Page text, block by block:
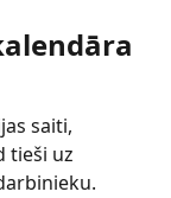
saiti,
tieši uz